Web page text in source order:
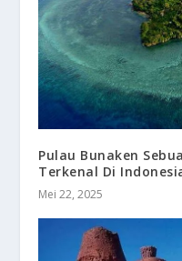
Pulau Bunaken
Terkenal Di
Mei 22, 2025